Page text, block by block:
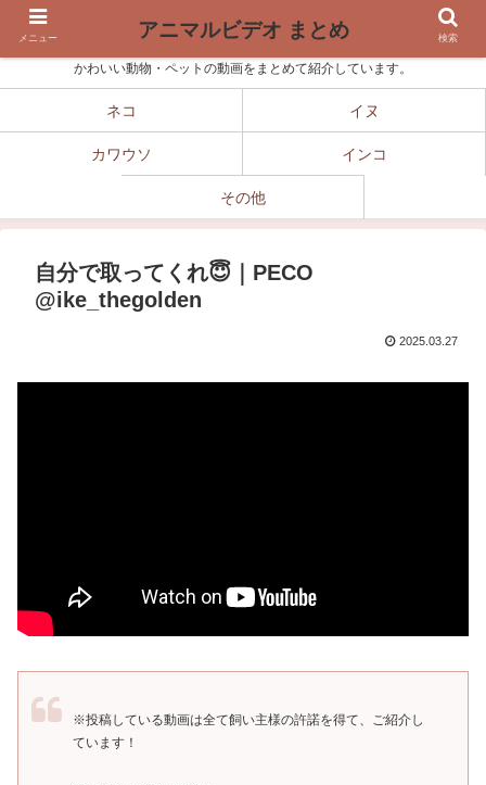
かわいい動物・ペットの動画をまとめて紹介しています。
ネコ イヌ
カワウソ インコ
その他
自分で取ってくれ😇｜PECO
@ike_thegolden
2025.03.27
※投稿している動画は全て飼い主様の許諾を得て、ご紹介し
ています！
メニュー アニマルビデオ まとめ 検索